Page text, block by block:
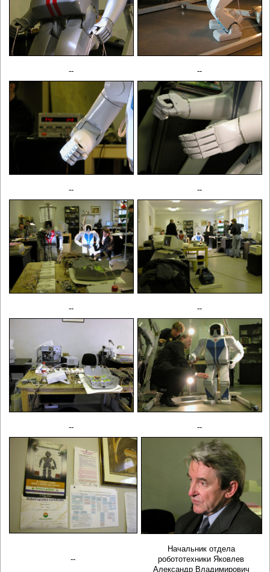
-- --
-- --
-- --
-- --
--
Начальник отдела
робототехники Яковлев
Александр Владимирович